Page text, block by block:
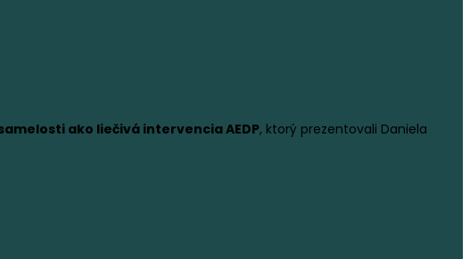
ako liečivá intervencia AEDP, ktorý prezentovali Daniela